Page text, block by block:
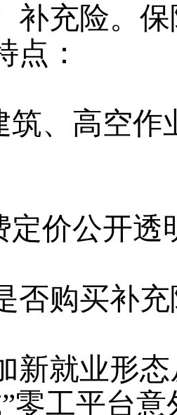
充险。保
点：
高空作
公开透
购买补充
就业形态
零工平台